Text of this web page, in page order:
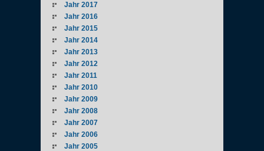
Jahr 2017
Jahr 2016
Jahr 2015
Jahr 2014
Jahr 2013
Jahr 2012
Jahr 2011
Jahr 2010
Jahr 2009
Jahr 2008
Jahr 2007
Jahr 2006
Jahr 2005